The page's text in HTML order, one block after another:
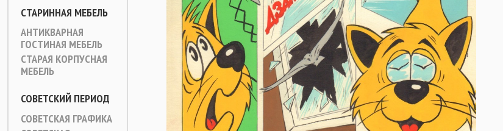
СТАРИННАЯ МЕБЕЛЬ
АНТИКВАРНАЯ
ГОСТИНАЯ МЕБЕЛЬ
СТАРАЯ КОРПУСНАЯ
МЕБЕЛЬ
СОВЕТСКИЙ ПЕРИОД
СОВЕТСКАЯ ГРАФИКА